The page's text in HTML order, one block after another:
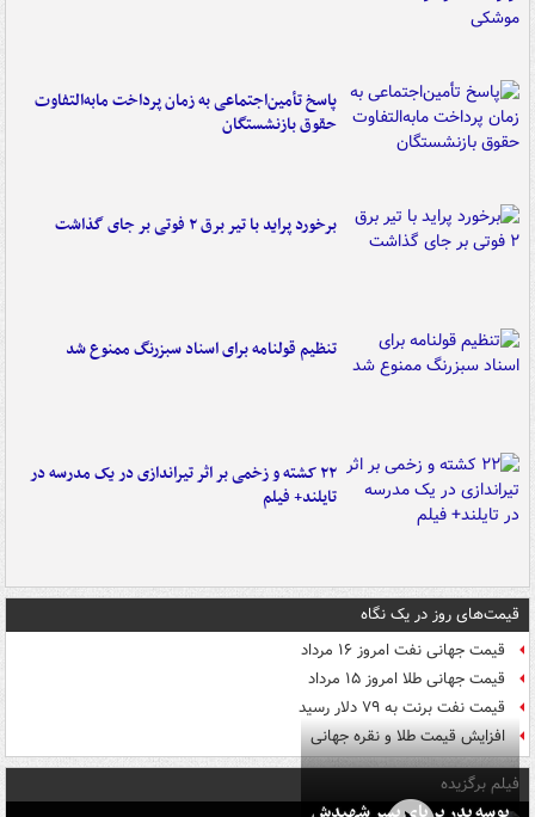
پاسخ تأمین‌اجتماعی به زمان پرداخت مابه‌التفاوت
حقوق بازنشستگان
برخورد پراید با تیر برق ۲ فوتی بر جای گذاشت
تنظیم قولنامه برای اسناد سبزرنگ ممنوع شد
۲۲ کشته و زخمی بر اثر تیراندازی در یک مدرسه در
تایلند+ فیلم
قیمت‌های روز در یک نگاه
قیمت جهانی نفت امروز ۱۶ مرداد
قیمت جهانی طلا امروز ۱۵ مرداد
قیمت نفت برنت به ۷۹ دلار رسید
افزایش قیمت طلا و نقره جهانی
فیلم برگزیده